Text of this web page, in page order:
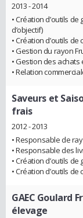
2013 - 2014
• Création d’outils
d’objectif)
• Création d’outils de
• Gestion du rayon
• Gestion des achats
• Relation
Saveurs et
frais
2012 - 2013
• Responsable de
• Responsable des
• Création d’outils
• Création d’outils de
GAEC Goulard
élevage